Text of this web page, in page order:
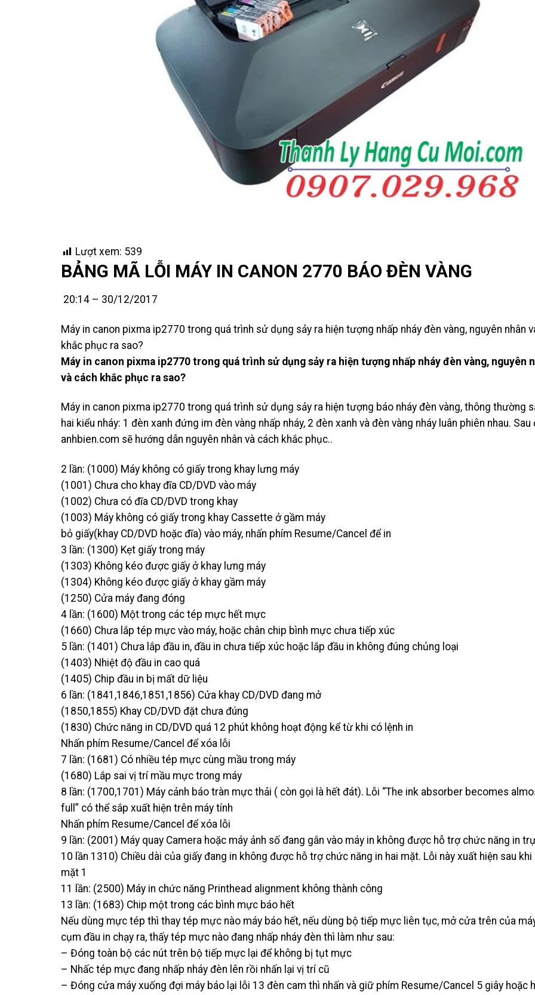
Lượt xem: 539
BẢNG MÃ LỖI MÁY IN CANON 2770 BÁO ĐÈN VÀNG
20:14 – 30/12/2017
Máy in canon pixma ip2770 trong quá trình sử dụng sảy ra hiện tượng nhấp nháy đèn vàng, nguyên nhân
khắc phục ra sao?
Máy in canon pixma ip2770 trong quá trình sử dụng sảy ra hiện tượng nhấp nháy đèn vàng, nguyên
và cách khắc phục ra sao?
Máy in canon pixma ip2770 trong quá trình sử dụng sảy ra hiện tượng báo nháy đèn vàng, thông thường
hai kiểu nháy: 1 đèn xanh đứng im đèn vàng nhấp nháy, 2 đèn xanh và đèn vàng nháy luân phiên nhau. Sau
anhbien.com sẽ hướng dẫn nguyên nhân và cách khắc phục..
2 lần: (1000) Máy không có giấy trong khay lưng máy
(1001) Chưa cho khay đĩa CD/DVD vào máy
(1002) Chưa có đĩa CD/DVD trong khay
(1003) Máy không có giấy trong khay Cassette ở gầm máy
bỏ giấy(khay CD/DVD hoặc đĩa) vào máy, nhấn phím Resume/Cancel để in
3 lần: (1300) Kẹt giấy trong máy
(1303) Không kéo được giấy ở khay lưng máy
(1304) Không kéo được giấy ở khay gầm máy
(1250) Cửa máy đang đóng
4 lần: (1600) Một trong các tép mực hết mực
(1660) Chưa lắp tép mực vào máy, hoặc chân chip bình mực chưa tiếp xúc
5 lần: (1401) Chưa lắp đầu in, đầu in chưa tiếp xúc hoặc lắp đầu in không đúng chủng loại
(1403) Nhiệt độ đầu in cao quá
(1405) Chip đầu in bị mất dữ liệu
6 lần: (1841,1846,1851,1856) Cửa khay CD/DVD đang mở
(1850,1855) Khay CD/DVD đặt chưa đúng
(1830) Chức năng in CD/DVD quá 12 phút không hoạt động kể từ khi có lệnh in
Nhấn phím Resume/Cancel để xóa lỗi
7 lần: (1681) Có nhiều tép mực cùng mầu trong máy
(1680) Lắp sai vị trí mầu mực trong máy
8 lần: (1700,1701) Máy cảnh báo tràn mực thải ( còn gọi là hết đát). Lỗi “The ink absorber becomes
full” có thể sắp xuất hiện trên máy tính
Nhấn phím Resume/Cancel để xóa lỗi
9 lần: (2001) Máy quay Camera hoặc máy ảnh số đang gắn vào máy in không được hỗ trợ chức năng in
10 lần 1310) Chiều dài của giấy đang in không được hỗ trợ chức năng in hai mặt. Lỗi này xuất hiện sau khi
mặt 1
11 lần: (2500) Máy in chức năng Printhead alignment không thành công
13 lần: (1683) Chip một trong các bình mực báo hết
Nếu dùng mực tép thì thay tép mực nào máy báo hết, nếu dùng bộ tiếp mực liên tục, mở cửa trên của
cụm đầu in chạy ra, thấy tép mực nào đang nhấp nháy đèn thì làm như sau:
– Đóng toàn bộ các nút trên bộ tiếp mực lại để không bị tụt mực
– Nhấc tép mực đang nhấp nháy đèn lên rồi nhấn lại vị trí cũ
– Đóng cửa máy xuống đợi máy báo lại lỗi 13 đèn cam thì nhấn và giữ phím Resume/Cancel 5 giây hoặc